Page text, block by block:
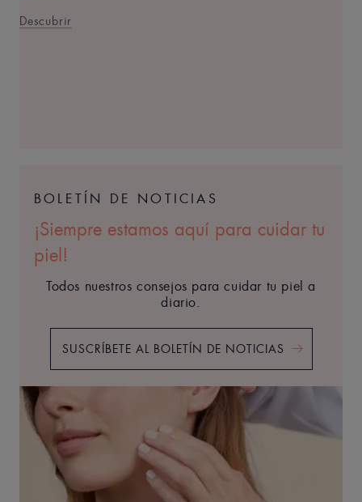
Descubrir
BOLETÍN DE NOTICIAS
¡Siempre estamos aquí para cuidar tu
piel!
Todos nuestros consejos para cuidar tu piel a
diario.
SUSCRÍBETE AL BOLETÍN DE NOTICIAS